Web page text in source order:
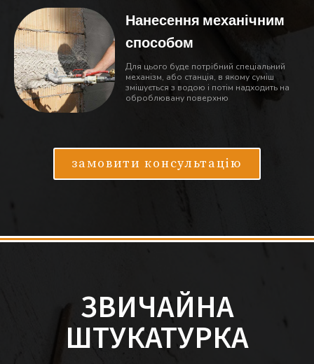
Нанесення механічним
способом
Для цього буде потрібний спеціальний
механізм, або станція, в якому суміш
змішується з водою і потім надходить на
оброблювану поверхню
замовити консультацію
ЗВИЧАЙНА
ШТУКАТУРКА